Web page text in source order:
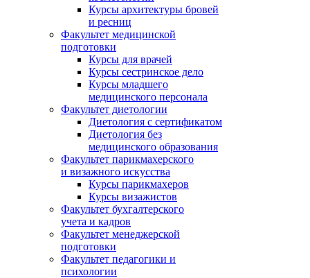
Курсы архитектуры бровей
и ресниц
Факультет медицинской
подготовки
Курсы для врачей
Курсы сестринское дело
Курсы младшего
медицинского персонала
Факультет диетологии
Диетология с сертификатом
Диетология без
медицинского образования
Факультет парикмахерского
и визажного искусства
Курсы парикмахеров
Курсы визажистов
Факультет бухгалтерского
учета и кадров
Факультет менеджерской
подготовки
Факультет педагогики и
психологии